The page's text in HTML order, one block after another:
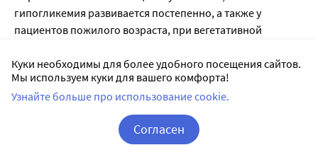
Куки необходимы для более удобного посещения сайтов.
Мы используем куки для вашего комфорта!
Узнайте больше про использование cookie.
Согласен